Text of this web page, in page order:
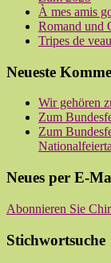
À mes amis
Romand und
Tripes de
Neueste
Wir gehören
Zum
Zum
Neues per E-
Abonnieren Sie
Stichwortsuche